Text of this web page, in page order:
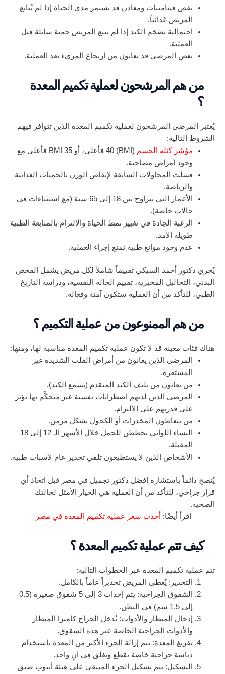
نقص فيتامينات ومعادن قد يستمر مدى الحياة إذا لم يُتابع
المريض غذائياً.
احتمالية تضخم الكبد إذا لم يتبع المريض حمية سائلة قبل
العملية.
بعض المرضى قد يعانون من ارتجاع المريء بعد العملية.
من هم المرشحون لعملية تكميم المعدة
؟
يُعتبر المرضى المرشحون لعملية تكميم المعدة الذين تتوافر فيهم
الشروط التالية:
مؤشر كتلة الجسم
(BMI) 40 فأعلى، أو BMI 35 فأعلى مع
وجود أمراض مصاحبة.
فشلت المحاولات السابقة لإنقاص الوزن بالحميات الغذائية
والرياضة.
الأعمار التي تتراوح بين 18 إلى 65 سنة (مع استثناءات في
حالات خاصة).
الرغبة الجادة في تغيير نمط الحياة والالتزام بالمتابعة الطبية
طويلة الأمد.
عدم وجود موانع طبية تمنع إجراء العملية.
يُجري دكتور أحمد السبكي تقييماً شاملاً لكل مريض يشمل الفحص
البدني، التحاليل المخبرية، تقييم الحالة النفسية، ودراسة التاريخ
الطبي، للتأكد من أن العملية ستكون آمنة وفعالة.
من هم الممنوعون من عملية التكميم ؟
هناك فئات معينة قد لا تكون عملية تكميم المعدة مناسبة لها، ومنها:
المرضى الذين يعانون من أمراض القلب الشديدة غير
المستقرة.
من يعانون من تليف الكبد المتقدم (تشمع الكبد).
المرضى الذين لديهم اضطرابات نفسية غير متحكَّم بها تؤثر
على قدرتهم على الالتزام.
من يتعاطون المخدرات أو الكحول بشكل مزمن.
النساء اللواتي يخططن للحمل خلال الأشهر الـ 12 إلى 18
المقبلة.
الأشخاص الذين لا يستطيعون تلقي تخدير عام لأسباب طبية.
يُنصح دائماً باستشارة افضل دكتور تجميل في مصر قبل اتخاذ أي
قرار جراحي، للتأكد من أن العملية هي الخيار الأمثل لحالتك
الصحية.
اقرأ أيضًا: أحدث سعر عملية تكميم المعدة في مصر
كيف تتم عملية تكميم المعدة ؟
تتم عملية تكميم المعدة عبر الخطوات التالية:
التخدير: يُعطى المريض تخديراً عاماً بالكامل.
الشقوق الجراحية: يتم إحداث 3 إلى 5 شقوق صغيرة (0.5
إلى 1.5 سم) في البطن.
إدخال المنظار والأدوات: يُدخل الجراح كاميرا المنظار
والأدوات الجراحية الخاصة عبر هذه الشقوق.
تفريغ المعدة: يتم إزالة الجزء الأكبر من المعدة باستخدام
دباسة جراحية خاصة تقطع وتغلق في آنٍ واحد.
التشكيل: يتم تشكيل الجزء المتبقي على هيئة أنبوب ضيق